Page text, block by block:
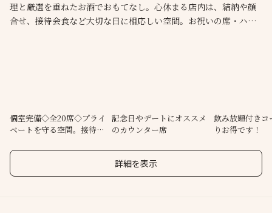
理と厳選を重ねたお酒でおもてなし。心休まる店内は、結納や顔
合せ、接待会食など大切な日に相応しい空間。お祝いの席・ハレ
個室完備◇全20席◇プライ
ベートを守る空間。接待・
記念日やデートにオススメ
のカウンター席
飲み放題付きコ
りお得です！
詳細を表示